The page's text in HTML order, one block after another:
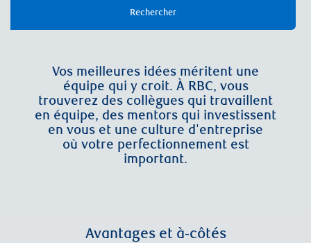
Rechercher
Vos meilleures idées méritent une
équipe qui y croit. À RBC, vous
trouverez des collègues qui travaillent
en équipe, des mentors qui investissent
en vous et une culture d'entreprise
où votre perfectionnement est
important.
Avantages et à-côtés